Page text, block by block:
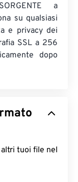
a
su qualsiasi
e privacy dei
SSL a 256
dopo
tuoi file nel